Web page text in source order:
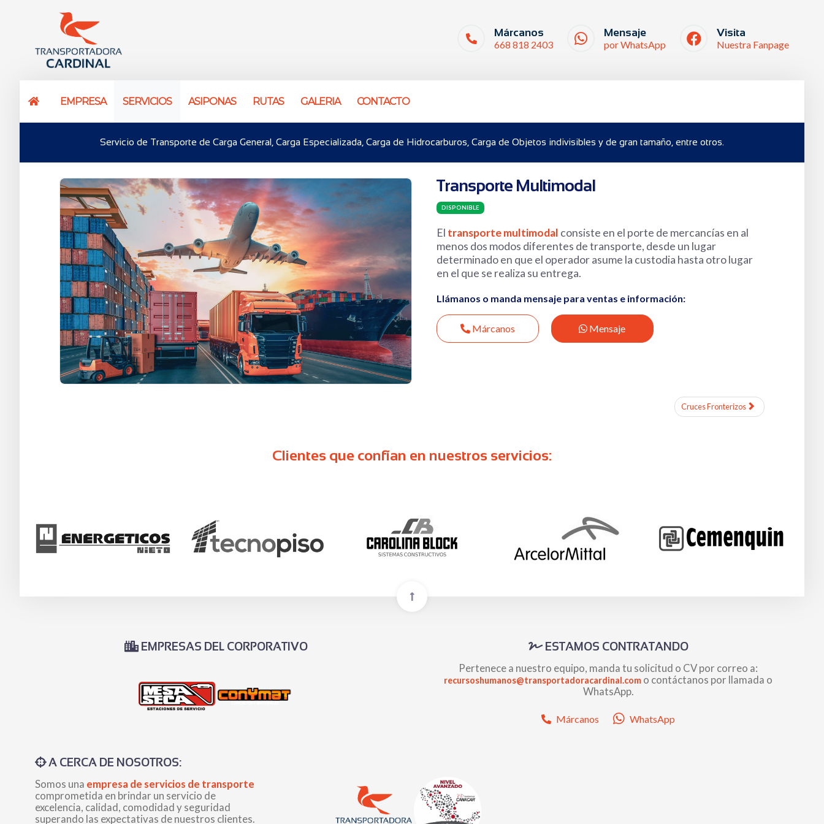
Márcanos
668 818 2403
Mensaje
por WhatsApp
Visita
Nuestra Fanpage
EMPRESA SERVICIOS ASIPONAS RUTAS GALERIA CONTACTO
Servicio de Transporte de Carga General, Carga Especializada, Carga de Hidrocarburos, Carga de Objetos indivisibles y de gran tamaño, entre otros.
Transporte Multimodal
DISPONIBLE
El transporte multimodal consiste en el porte de mercancías en al
menos dos modos diferentes de transporte, desde un lugar
determinado en que el operador asume la custodia hasta otro lugar
en el que se realiza su entrega.
Llámanos o manda mensaje para ventas e información:
Márcanos Mensaje
Cruces Fronterizos
Clientes que confían en nuestros servicios:
EMPRESAS DEL CORPORATIVO
ESTAMOS CONTRATANDO
Pertenece a nuestro equipo, manda tu solicitud o CV por correo a:
recursoshumanos@transportadoracardinal.com o contáctanos por llamada o
WhatsApp.
Márcanos WhatsApp
A CERCA DE NOSOTROS:
Somos una empresa de servicios de transporte
comprometida en brindar un servicio de
excelencia, calidad, comodidad y seguridad
superando las expectativas de nuestros clientes.